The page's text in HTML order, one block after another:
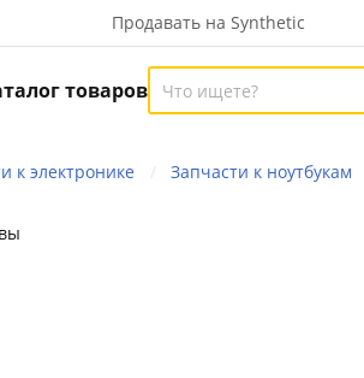
Продавать на Synthetic
товаров
к электронике Запчасти к ноутбукам